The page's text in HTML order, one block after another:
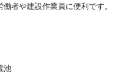
者や建設作業員に便利です。
池